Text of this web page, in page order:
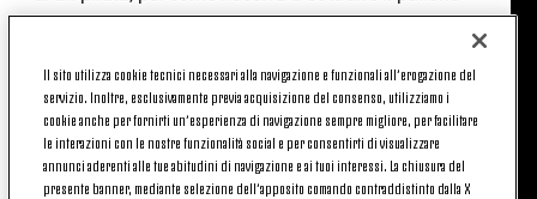
ai centravanti avversari. Ed erano proprio i duelli con
tutti – ad esaltarlo nei duelli corpo a corpo: Morini
diventava l'ombra dell'attaccante di turno, non lo
faceva respirare, lo marcava a uomo dal primo
all'ultimo minuto.
Il sito utilizza cookie tecnici necessari alla navigazione e funzionali all’erogazione del
servizio. Inoltre, esclusivamente previa acquisizione del consenso, utilizziamo i
cookie anche per fornirti un’esperienza di navigazione sempre migliore, per facilitare
le interazioni con le nostre funzionalità social e per consentirti di visualizzare
annunci aderenti alle tue abitudini di navigazione e ai tuoi interessi. La chiusura del
presente banner, mediante selezione dell’apposito comando contraddistinto dalla X